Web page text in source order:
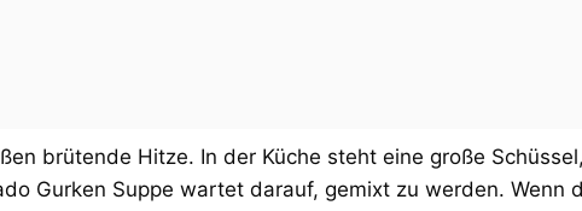
brütende Hitze. In der Küche steht eine große Schüssel,
Gurken Suppe wartet darauf, gemixt zu werden. Wenn